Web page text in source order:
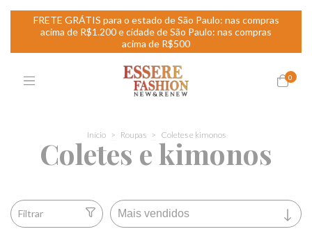
FRETE GRÁTIS para o estado de São Paulo: nas compras
acima de R$1.200 e cidade de São Paulo: nas compras
acima de R$500
0
Início > Roupas > Coletes e kimonos
Coletes e kimonos
Filtrar